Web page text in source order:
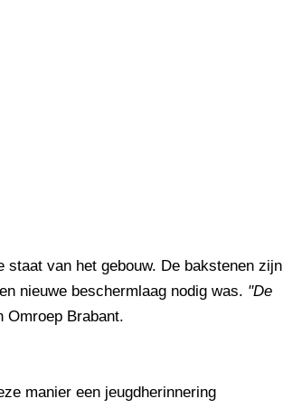
van het gebouw. De bakstenen zijn
nieuwe beschermlaag nodig was. "De
Omroep Brabant.
manier een jeugdherinnering